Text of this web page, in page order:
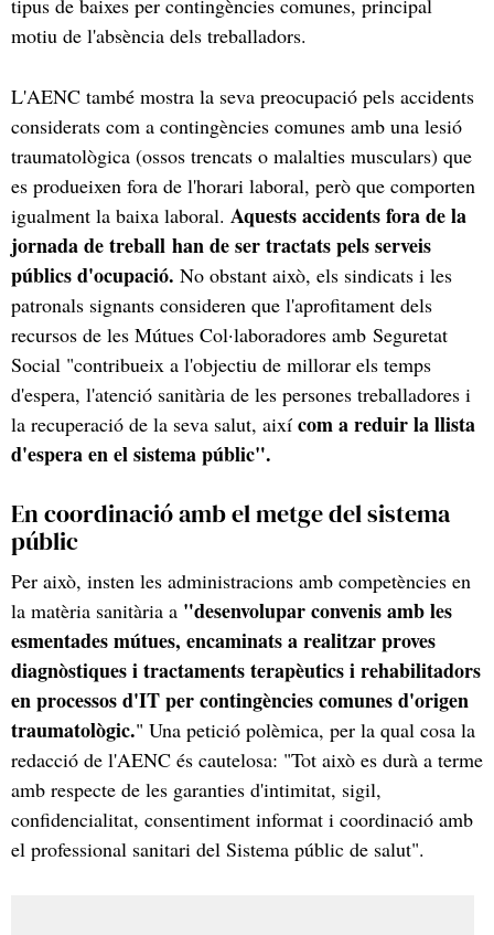
motiu de l'absència dels treballadors.
L'AENC també mostra la seva preocupació pels accidents
considerats com a contingències comunes amb una lesió
traumatològica (ossos trencats o malalties musculars) que
es produeixen fora de l'horari laboral, però que comporten
igualment la baixa laboral. Aquests accidents fora de la
jornada de treball han de ser tractats pels serveis
públics d'ocupació. No obstant això, els sindicats i les
patronals signants consideren que l'aprofitament dels
recursos de les Mútues Col·laboradores amb Seguretat
Social "contribueix a l'objectiu de millorar els temps
d'espera, l'atenció sanitària de les persones treballadores i
la recuperació de la seva salut, així com a reduir la llista
d'espera en el sistema públic".
En coordinació amb el metge del sistema
públic
Per això, insten les administracions amb competències en
la matèria sanitària a "desenvolupar convenis amb les
esmentades mútues, encaminats a realitzar proves
diagnòstiques i tractaments terapèutics i rehabilitadors
en processos d'IT per contingències comunes d'origen
traumatològic." Una petició polèmica, per la qual cosa la
redacció de l'AENC és cautelosa: "Tot això es durà a terme
amb respecte de les garanties d'intimitat, sigil,
confidencialitat, consentiment informat i coordinació amb
el professional sanitari del Sistema públic de salut".